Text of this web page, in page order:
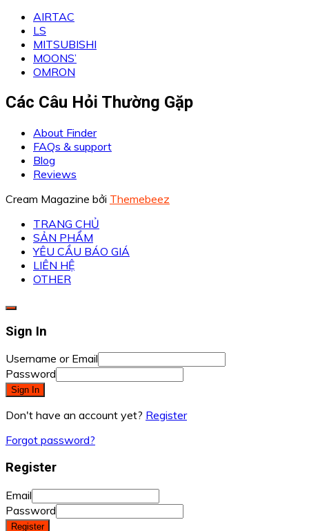
AIRTAC
LS
MITSUBISHI
MOONS’
OMRON
Các Câu Hỏi Thường Gặp
About Finder
FAQs & support
Blog
Reviews
Cream Magazine bởi Themebeez
TRANG CHỦ
SẢN PHẨM
YÊU CẦU BÁO GIÁ
LIÊN HỆ
OTHER
Sign In
Username or Email
Password
Sign In
Don't have an account yet? Register
Forgot password?
Register
Email
Password
Register